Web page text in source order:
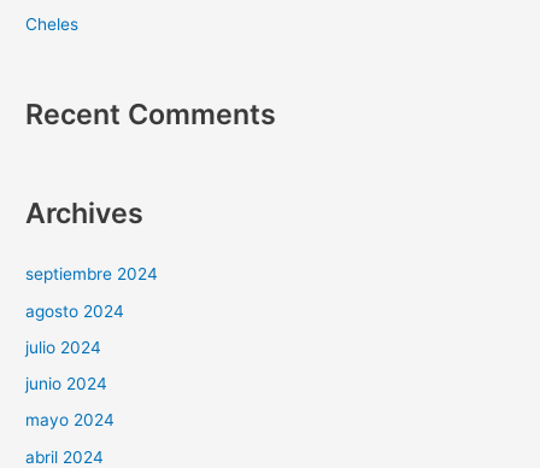
Cheles
Recent Comments
Archives
septiembre 2024
agosto 2024
julio 2024
junio 2024
mayo 2024
abril 2024